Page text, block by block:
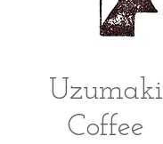
Uzumaki
Coffee